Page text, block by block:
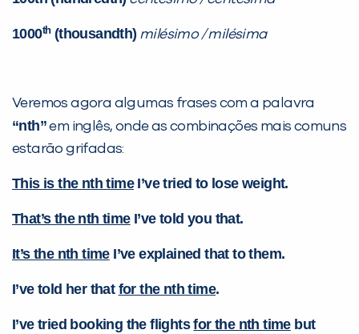
1000th(thousandth) milésimo / milésima
Veremos agora algumas frases com a palavra
“nth”em inglês, onde as combinações mais comuns
estarão grifadas:
This is the nth timeI’ve tried to lose weight.
That’s the nth timeI’ve told you that.
It’s the nth timeI’ve explained that to them.
I’ve told her that for the nth time.
I’ve tried booking the flightsfor the nth timebut
Preencha com seus dados abaixo e
com a: